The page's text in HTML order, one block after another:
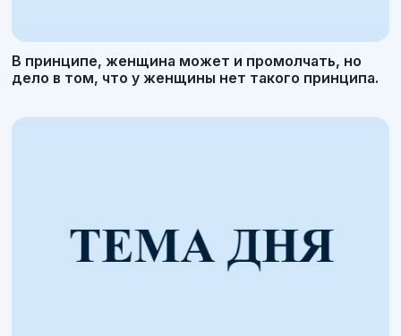
В принципе, женщина может и промолчать, но
дело в том, что у женщины нет такого принципа.